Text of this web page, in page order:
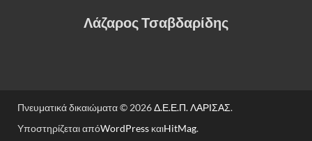
Λάζαρος Τσαβδαρίδης
Πνευματικά δικαιώματα © 2026Δ.Ε.Ε.Π. ΛΑΡΙΣΑΣ.
Υποστηρίζεται απόWordPress καιHitMag.